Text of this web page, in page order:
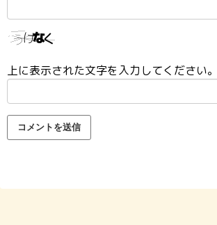
上に表示された文字を入力してください。